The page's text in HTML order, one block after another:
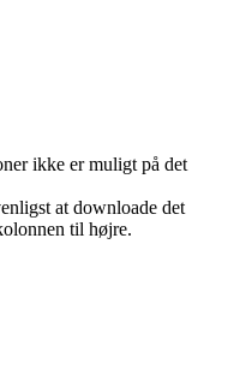
ikke er muligt på det
at downloade det
til højre.